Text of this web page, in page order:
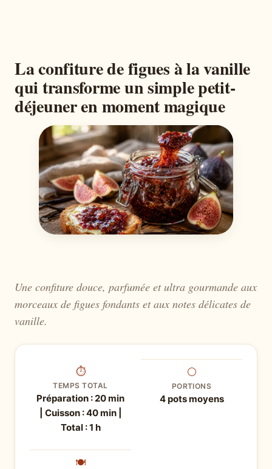
La confiture de figues à la vanille
qui transforme un simple petit-
déjeuner en moment magique
Une confiture douce, parfumée et ultra gourmande aux
morceaux de figues fondants et aux notes délicates de
vanille.
⏱
TEMPS TOTAL
Préparation : 20 min
| Cuisson : 40 min |
Total : 1 h
⚪
PORTIONS
4 pots moyens
🍽